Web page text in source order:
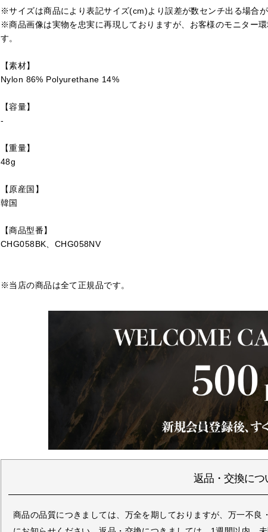
※サイズは商品により表記サイズ(cm)より誤差が数センチ出る場合が
※商品画像は実物を忠実に再現しておりますが、お客様のモニター
す。
【素材】
Nylon 86% Polyurethane 14%
【容量】
-
【重量】
48g
【原産国】
韓国
【商品型番】
CHG058BK、CHG058NV
※当店の商品は全て正規品です。
返品・交換につ
商品の品質につきましては、万全を期しておりますが、万一不